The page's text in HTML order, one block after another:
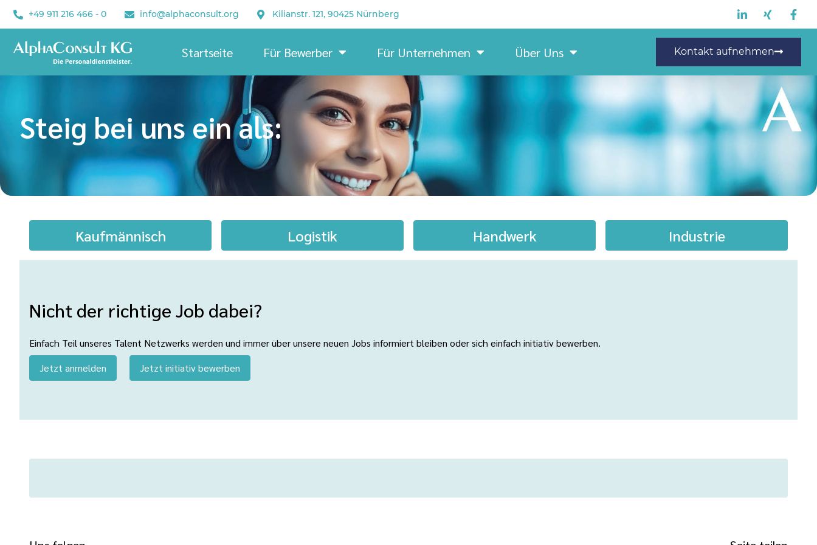
+49 911 216 466 - 0 info@alphaconsult.org Kilianstr. 121, 90425 Nürnberg
Startseite Für Bewerber Für Unternehmen Über Uns Kontakt aufnehmen
Steig bei uns ein als:
Kaufmännisch Logistik Handwerk Industrie
Nicht der richtige Job dabei?
Einfach Teil unseres Talent Netzwerks werden und immer über unsere neuen Jobs informiert bleiben oder sich einfach initiativ bewerben.
Jetzt anmelden
Jetzt initiativ bewerben